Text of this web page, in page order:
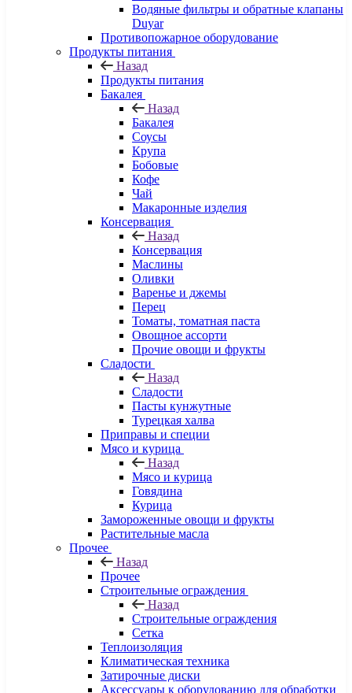
Водяные фильтры и обратные клапаны
Duyar
Противопожарное оборудование
Продукты питания
Назад
Продукты питания
Бакалея
Назад
Бакалея
Соусы
Крупа
Бобовые
Кофе
Чай
Макаронные изделия
Консервация
Назад
Консервация
Маслины
Оливки
Варенье и джемы
Перец
Томаты, томатная паста
Овощное ассорти
Прочие овощи и фрукты
Сладости
Назад
Сладости
Пасты кунжутные
Турецкая халва
Приправы и специи
Мясо и курица
Назад
Мясо и курица
Говядина
Курица
Замороженные овощи и фрукты
Растительные масла
Прочее
Назад
Прочее
Строительные ограждения
Назад
Строительные ограждения
Сетка
Теплоизоляция
Климатическая техника
Затирочные диски
Аксессуары к оборудованию для обработки